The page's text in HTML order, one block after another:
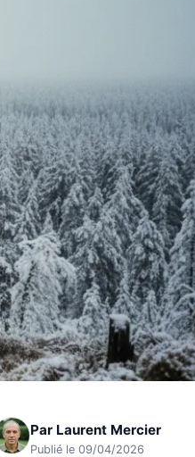
Par Laurent Mercier
Publié le 09/04/2026